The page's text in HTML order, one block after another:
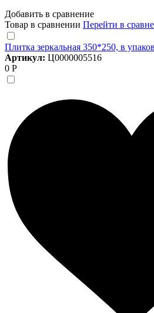
Добавить в сравнение
Товар в сравнении Перейти в
Плитка зеркальная 350*250, в
Артикул: Ц0000005516
0 Р